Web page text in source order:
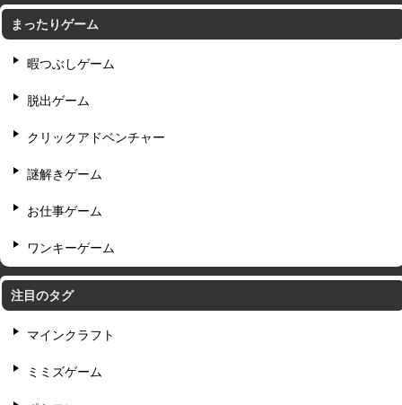
まったりゲーム
暇つぶしゲーム
脱出ゲーム
クリックアドベンチャー
謎解きゲーム
お仕事ゲーム
ワンキーゲーム
注目のタグ
マインクラフト
ミミズゲーム